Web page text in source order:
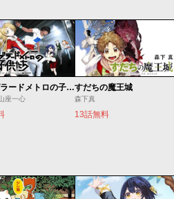
ベオグラードメトロの子供たち
座一心
すだちの魔王城
森下真
13話無料